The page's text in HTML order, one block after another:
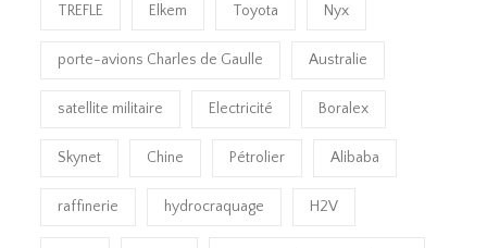
TREFLE Elkem Toyota Nyx
porte-avions Charles de Gaulle Australie
satellite militaire Electricité Boralex
Skynet Chine Pétrolier Alibaba
raffinerie hydrocraquage H2V